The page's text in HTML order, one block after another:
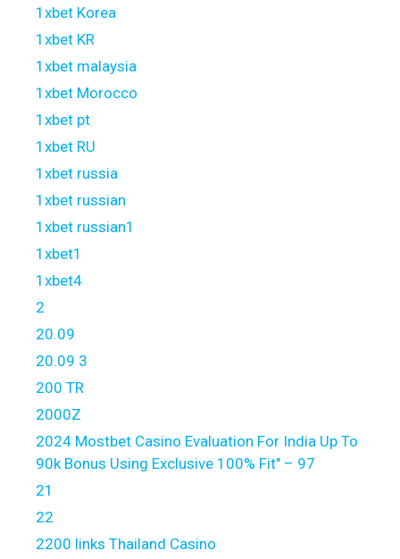
1xbet Korea
1xbet KR
1xbet malaysia
1xbet Morocco
1xbet pt
1xbet RU
1xbet russia
1xbet russian
1xbet russian1
1xbet1
1xbet4
2
20.09
20.09 3
200 TR
2000Z
2024 Mostbet Casino Evaluation For India Up To
90k Bonus Using Exclusive 100% Fit" – 97
21
22
2200 links Thailand Casino